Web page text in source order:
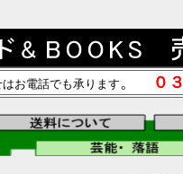
お電話でも承ります。 ０